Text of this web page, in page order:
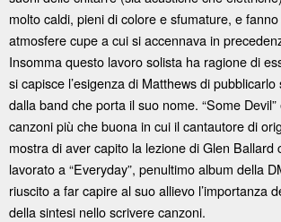
molto caldi, pieni di colore e sfumature, e
atmosfere cupe a cui si accennava in
Insomma questo lavoro solista ha ragione di
si capisce l’esigenza di Matthews di
dalla band che porta il suo nome. “Some
canzoni più che buona in cui il cantautore di
mostra di aver capito la lezione di Glen Ballard
lavorato a “Everyday”, penultimo album della
riuscito a far capire al suo allievo l’importanza
della sintesi nello scrivere canzoni.